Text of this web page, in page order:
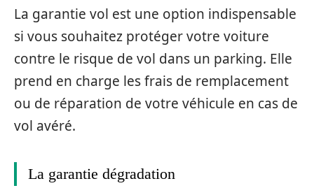
La garantie vol est une option indispensable
si vous souhaitez protéger votre voiture
contre le risque de vol dans un parking. Elle
prend en charge les frais de remplacement
ou de réparation de votre véhicule en cas de
vol avéré.
La garantie dégradation